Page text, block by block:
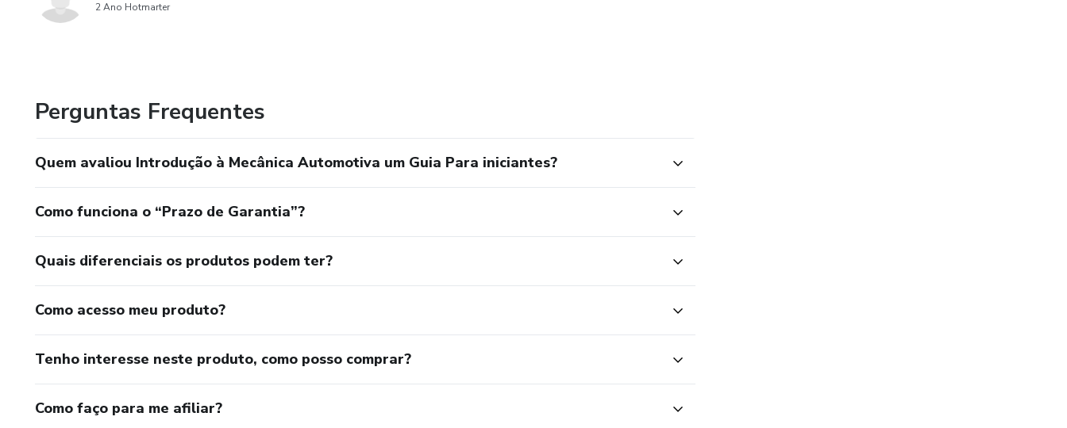
2 Ano Hotmarter
Perguntas Frequentes
Quem avaliou Introdução à Mecânica Automotiva um Guia Para iniciantes?
Como funciona o “Prazo de Garantia”?
Quais diferenciais os produtos podem ter?
Como acesso meu produto?
Tenho interesse neste produto, como posso comprar?
Como faço para me afiliar?